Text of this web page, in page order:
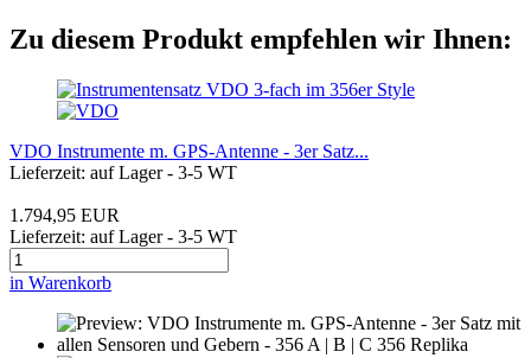
Zu diesem Produkt empfehlen wir Ihnen:
VDO Instrumente m. GPS-Antenne - 3er Satz...
Lieferzeit: auf Lager - 3-5 WT
1.794,95 EUR
Lieferzeit: auf Lager - 3-5 WT
in Warenkorb